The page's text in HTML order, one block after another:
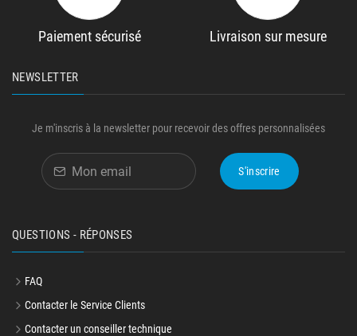
Paiement sécurisé Livraison sur mesure
NEWSLETTER
Je m'inscris à la newsletter pour recevoir des offres personnalisées
S'inscrire
QUESTIONS - RÉPONSES
FAQ
Contacter le Service Clients
Contacter un conseiller technique